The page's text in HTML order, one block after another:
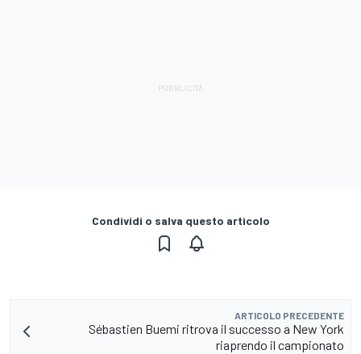
Condividi o salva questo articolo
ARTICOLO PRECEDENTE
Sébastien Buemi ritrova il successo a New York
riaprendo il campionato